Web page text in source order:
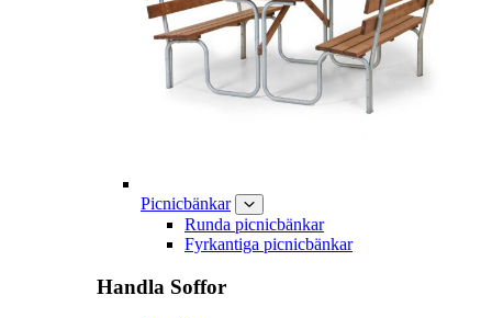
Picnicbänkar
Runda picnicbänkar
Fyrkantiga picnicbänkar
Handla Soffor